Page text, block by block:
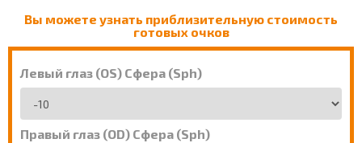
Вы можете узнать приблизительную стоимость
готовых очков
Левый глаз (OS) Сфера (Sph)
Правый глаз (OD) Сфера (Sph)